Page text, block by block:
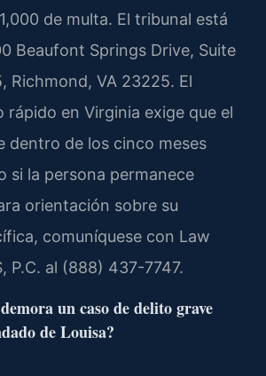
de multa. El tribunal está
Beaufont Springs Drive, Suite
Richmond, VA 23225. El
rápido en Virginia exige que el
dentro de los cinco meses
si la persona permanece
orientación sobre su
comuníquese con Law
P.C. al (888) 437-7747.
un caso de delito grave
de Louisa?